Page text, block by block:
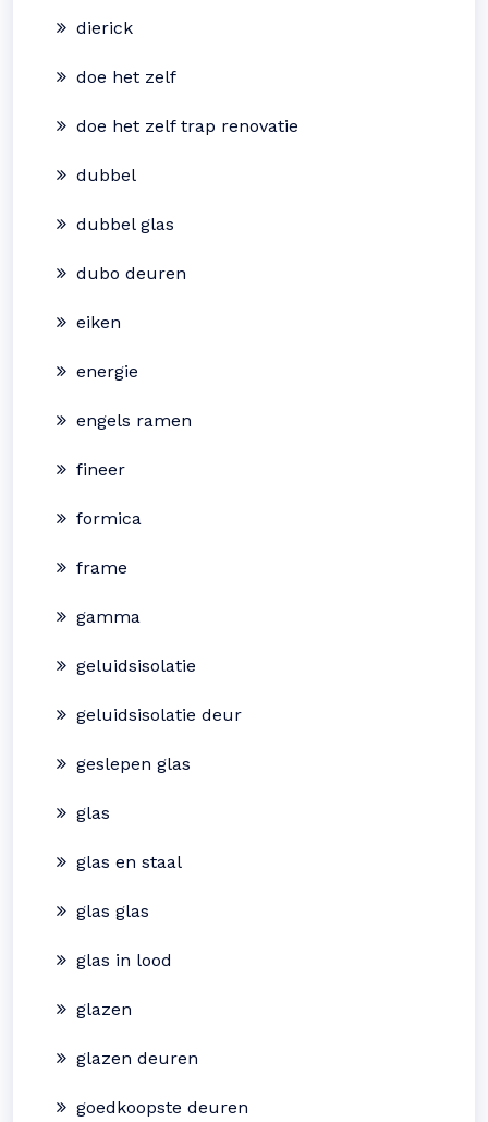
dierick
doe het zelf
doe het zelf trap renovatie
dubbel
dubbel glas
dubo deuren
eiken
energie
engels ramen
fineer
formica
frame
gamma
geluidsisolatie
geluidsisolatie deur
geslepen glas
glas
glas en staal
glas glas
glas in lood
glazen
glazen deuren
goedkoopste deuren